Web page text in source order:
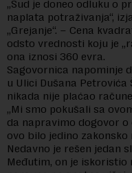
„Sud je doneo odluku o
naplata potraživanja“,
„Grejanje“. – Cena
odsto vrednosti koju je
ona iznosi 360 evra.
Sagovornica napominje
u Ulici Dušana Petrovića
nikada nije plaćao
„Mi smo pokušali sa
da napravimo dogovor o
ovo bilo jedino zakonsko
Nedavno je rešen jedan
Međutim, on je